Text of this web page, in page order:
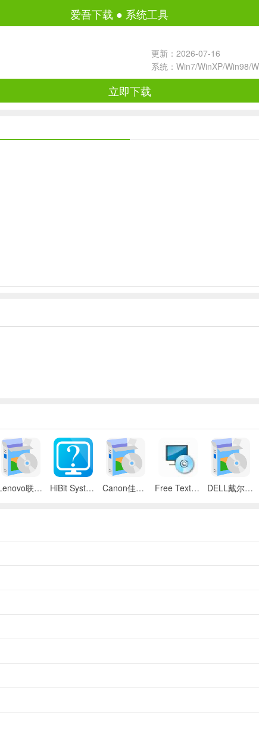
爱吾下载 ● 系统工具
更新：2026-07-16
系统：Win7/WinXP/Win98/
立即下载
Lenovo联想 ThinkPad SL300/SL400/SL500笔记本BIOS HiBit System Information(系统信息检测工具) Canon佳能 iR 2545i数码复合机UFR II驱动 Free Text to Speech DELL戴尔 Inspiron 11z笔记本触摸板驱动